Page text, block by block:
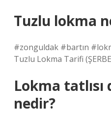
Tuzlu lokma
#zonguldak #bartın
Tuzlu Lokma Tarifi
Lokma tatlısı
nedir?